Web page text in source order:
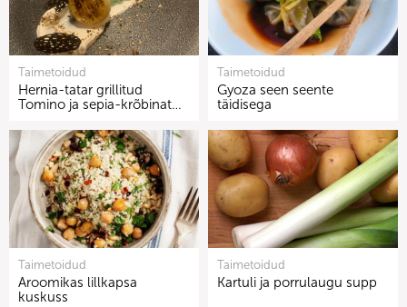
Taimetoidud
Hernia-tatar grillitud
Tomino ja sepia-krõbinat…
Taimetoidud
Gyoza seen seente
täidisega
Taimetoidud
Aroomikas lillkapsa
kuskuss
Taimetoidud
Kartuli ja porrulaugu supp